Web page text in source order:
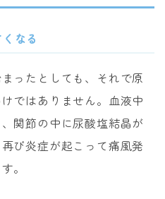
なる
ったとしても、それで原
ではありません。血液中
関節の中に尿酸塩結晶が
び炎症が起こって痛風発
。